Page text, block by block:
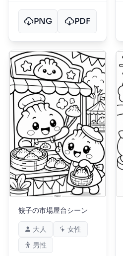
PNG PDF
餃子の市場屋台シーン
大人
女性
男性